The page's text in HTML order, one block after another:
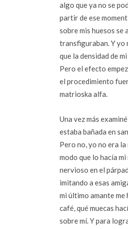
algo que ya no se
partir de ese
sobre mis huesos se
transfiguraban. Y yo
que la densidad de
Pero el efecto
el procedimiento
matrioska alfa.
Una vez más
estaba bañada en
Pero no, yo no era
modo que lo hacía
nervioso en el
imitando a esas
mi último amante
café, qué muecas
sobre mí. Y para